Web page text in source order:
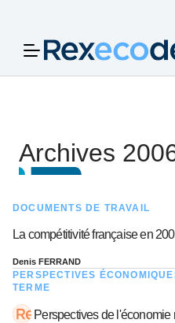
Archives
DOCUMENTS DE TRAVAIL
La compétitivité française en
Denis FERRAND
PERSPECTIVES
TERME
Perspectives de l'économie